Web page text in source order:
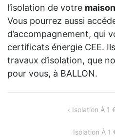
l’isolation de votre
Vous pourrez aussi
d’accompagnement, qui
certificats énergie CEE.
travaux d’isolation, que
pour vous, à BALLON.
Isolation À 1
Isolation À 1